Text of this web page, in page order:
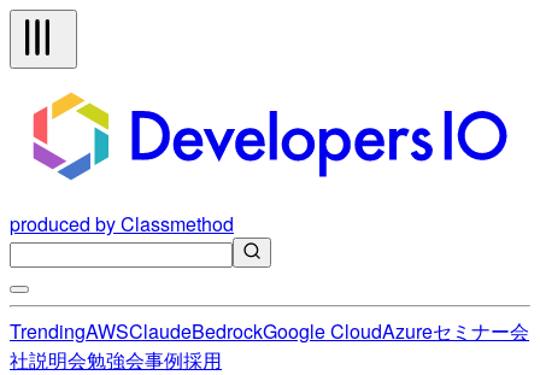
produced by Classmethod
TrendingAWSClaudeBedrockGoogle CloudAzureセミナー会
社説明会勉強会事例採用